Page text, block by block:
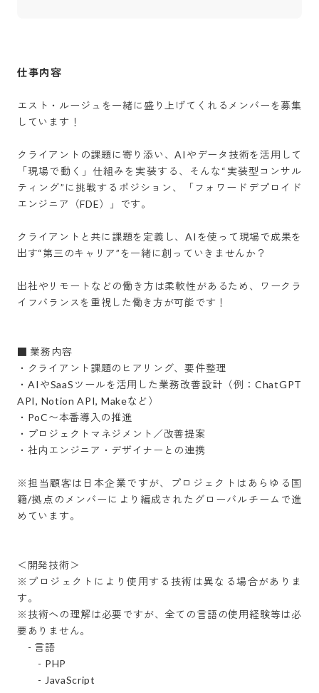
仕事内容
エスト・ルージュを一緒に盛り上げてくれるメンバーを募集
しています！
クライアントの課題に寄り添い、AIやデータ技術を活用して
「現場で動く」仕組みを実装する、そんな“実装型コンサル
ティング”に挑戦するポジション、「フォワードデプロイド
エンジニア（FDE）」です。
クライアントと共に課題を定義し、AIを使って現場で成果を
出す“第三のキャリア”を一緒に創っていきませんか？
出社やリモートなどの働き方は柔軟性があるため、ワークラ
イフバランスを重視した働き方が可能です！
■ 業務内容
・クライアント課題のヒアリング、要件整理
・AIやSaaSツールを活用した業務改善設計（例：ChatGPT
API, Notion API, Makeなど）
・PoC〜本番導入の推進
・プロジェクトマネジメント／改善提案
・社内エンジニア・デザイナーとの連携
※担当顧客は日本企業ですが、プロジェクトはあらゆる国
籍/拠点のメンバーにより編成されたグローバルチームで進
めています。
＜開発技術＞
※プロジェクトにより使用する技術は異なる場合がありま
す。
※技術への理解は必要ですが、全ての言語の使用経験等は必
要ありません。
- 言語
- PHP
- JavaScript